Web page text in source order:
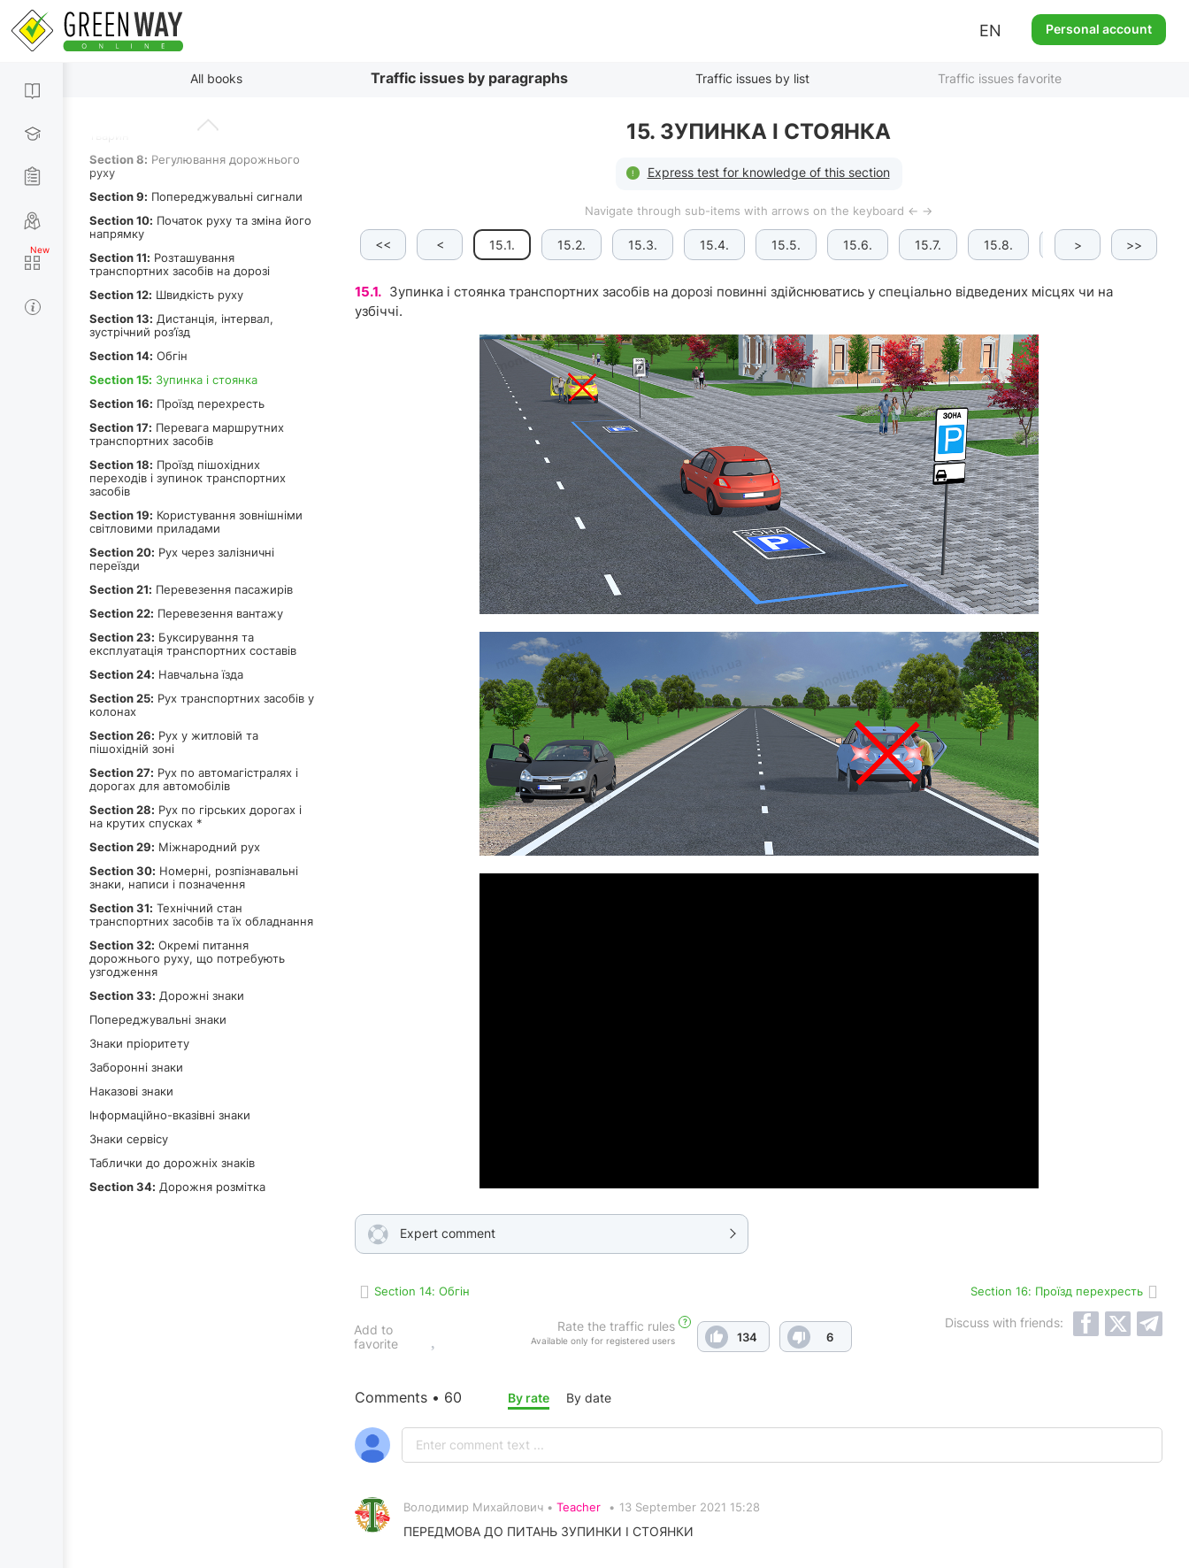
EN Personal account
All books Traffic issues by paragraphs Traffic issues by list Traffic issues favorite
спеціальними сигналами
Section 4:Обов’язки і права пішоходів
Вимоги до велосипедистів
гужовим транспортом, і погоничів
Section 8: Регулювання дорожнього
руху
Section 9: Попереджувальні сигнали
Section 10: Початок руху та зміна його
напрямку
Section 11: Розташування
транспортних засобів на дорозі
Section 12: Швидкість руху
Section 13: Дистанція, інтервал,
зустрічний роз’їзд
Section 14: Обгін
Section 15: Зупинка і стоянка
Section 16: Проїзд перехресть
Section 17: Перевага маршрутних
транспортних засобів
Section 18: Проїзд пішохідних
переходів і зупинок транспортних
засобів
Section 19: Користування зовнішніми
світловими приладами
Section 20: Рух через залізничні
переїзди
Section 21: Перевезення пасажирів
Section 22: Перевезення вантажу
Section 23: Буксирування та
експлуатація транспортних составів
Section 24: Навчальна їзда
Section 25: Рух транспортних засобів у
колонах
Section 26: Рух у житловій та
пішохідній зоні
Section 27: Рух по автомагістралях і
дорогах для автомобілів
Section 28: Рух по гірських дорогах і
на крутих спусках *
Section 29: Міжнародний рух
Section 30: Номерні, розпізнавальні
знаки, написи і позначення
Section 31: Технічний стан
транспортних засобів та їх обладнання
Section 32: Окремі питання
дорожнього руху, що потребують
узгодження
Section 33: Дорожні знаки
Попереджувальні знаки
Знаки пріоритету
Заборонні знаки
Наказові знаки
Інформаційно-вказівні знаки
Знаки сервісу
Таблички до дорожніх знаків
Section 34: Дорожня розмітка
15. ЗУПИНКА І СТОЯНКА
Express test for knowledge of this section
Navigate through sub-items with arrows on the keyboard ← →
<< < 15.1. 15.2. 15.3. 15.4. 15.5. 15.6. 15.7. 15.8. 15.9. [а] >>
>
15.1. Зупинка і стоянка транспортних засобів на дорозі повинні здійснюватись у спеціально відведених місцях чи на
узбіччі.
Expert comment
Section 14: Обгін Section 16: Проїзд перехресть
Rate the traffic rules ?
Available only for registered users 134 6
Add to
favorite
Discuss with friends:
Comments • 60 By rate By date
Володимир Михайлович • Teacher • 13 September 2021 15:28
ПЕРЕДМОВА ДО ПИТАНЬ ЗУПИНКИ І СТОЯНКИ